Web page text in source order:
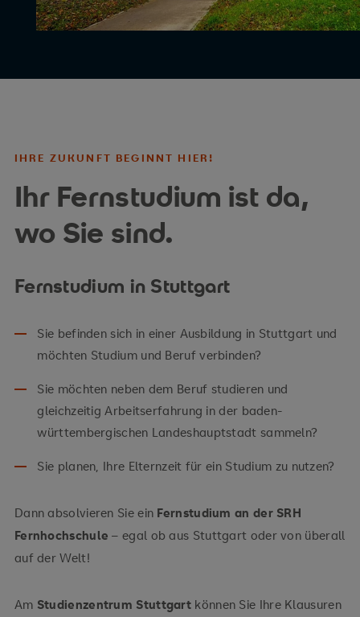
IHRE ZUKUNFT BEGINNT HIER!
Ihr Fernstudium ist da,
wo Sie sind.
Fernstudium in Stuttgart
Sie befinden sich in einer Ausbildung in Stuttgart und
möchten Studium und Beruf verbinden?
Sie möchten neben dem Beruf studieren und
gleichzeitig Arbeitserfahrung in der baden-
württembergischen Landeshauptstadt sammeln?
Sie planen, Ihre Elternzeit für ein Studium zu nutzen?
Dann absolvieren Sie ein Fernstudium an der SRH
Fernhochschule – egal ob aus Stuttgart oder von überall
auf der Welt!
Am Studienzentrum Stuttgart können Sie Ihre Klausuren